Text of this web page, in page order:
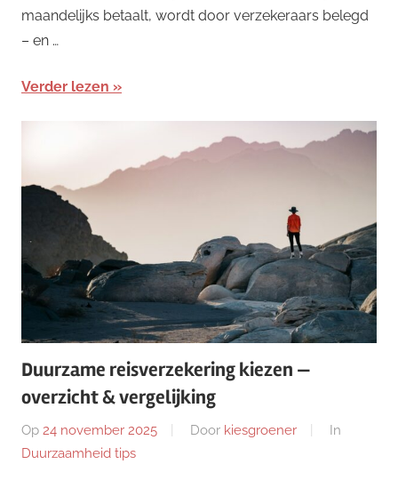
maandelijks betaalt, wordt door verzekeraars belegd
– en …
Verder lezen
Duurzame reisverzekering kiezen —
overzicht & vergelijking
Op 24 november 2025 Door kiesgroener
In
Duurzaamheid tips